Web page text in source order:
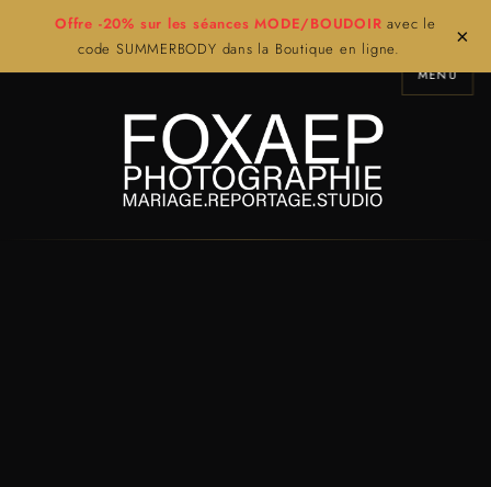
Offre -20% sur les séances MODE/BOUDOIR avec le
code SUMMERBODY dans la Boutique en ligne.
×
MENU